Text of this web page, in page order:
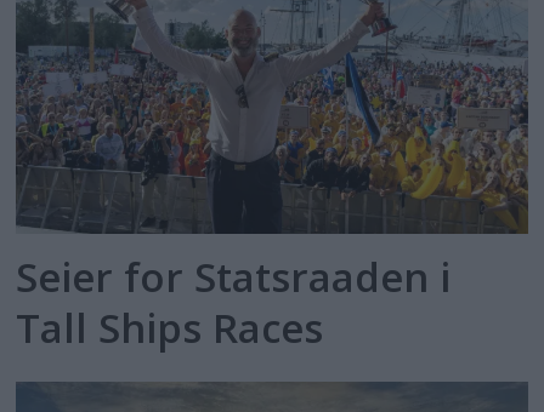
Seier for Statsraaden i
Tall Ships Races